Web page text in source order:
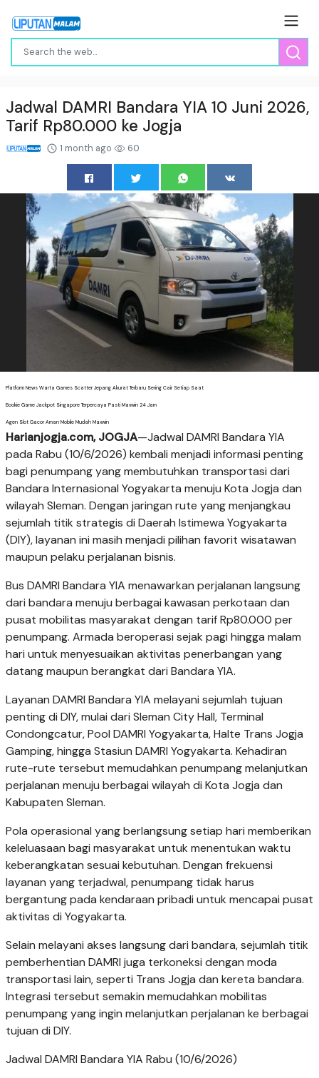
Jadwal DAMRI Bandara YIA 10 Juni 2026,
Tarif Rp80.000 ke Jogja
1 month ago 60
Platform News Warta Games Scatter Jepang Akurat Terbaru Sering Cair Setiap Saat
Bookie Game Jackpot Singapore Terpercaya Pasti Maxwin 24 Jam
Agen Slot Gacor Aman Mobile Mudah Maxwin
Harianjogja.com, JOGJA—Jadwal DAMRI Bandara YIA
pada Rabu (10/6/2026) kembali menjadi informasi penting
bagi penumpang yang membutuhkan transportasi dari
Bandara Internasional Yogyakarta menuju Kota Jogja dan
wilayah Sleman. Dengan jaringan rute yang menjangkau
sejumlah titik strategis di Daerah Istimewa Yogyakarta
(DIY), layanan ini masih menjadi pilihan favorit wisatawan
maupun pelaku perjalanan bisnis.
Bus DAMRI Bandara YIA menawarkan perjalanan langsung
dari bandara menuju berbagai kawasan perkotaan dan
pusat mobilitas masyarakat dengan tarif Rp80.000 per
penumpang. Armada beroperasi sejak pagi hingga malam
hari untuk menyesuaikan aktivitas penerbangan yang
datang maupun berangkat dari Bandara YIA.
Layanan DAMRI Bandara YIA melayani sejumlah tujuan
penting di DIY, mulai dari Sleman City Hall, Terminal
Condongcatur, Pool DAMRI Yogyakarta, Halte Trans Jogja
Gamping, hingga Stasiun DAMRI Yogyakarta. Kehadiran
rute-rute tersebut memudahkan penumpang melanjutkan
perjalanan menuju berbagai wilayah di Kota Jogja dan
Kabupaten Sleman.
Pola operasional yang berlangsung setiap hari memberikan
keleluasaan bagi masyarakat untuk menentukan waktu
keberangkatan sesuai kebutuhan. Dengan frekuensi
layanan yang terjadwal, penumpang tidak harus
bergantung pada kendaraan pribadi untuk mencapai pusat
aktivitas di Yogyakarta.
Selain melayani akses langsung dari bandara, sejumlah titik
pemberhentian DAMRI juga terkoneksi dengan moda
transportasi lain, seperti Trans Jogja dan kereta bandara.
Integrasi tersebut semakin memudahkan mobilitas
penumpang yang ingin melanjutkan perjalanan ke berbagai
tujuan di DIY.
Jadwal DAMRI Bandara YIA Rabu (10/6/2026)